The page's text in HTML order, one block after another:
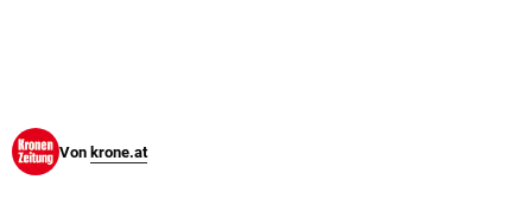
Von krone.at